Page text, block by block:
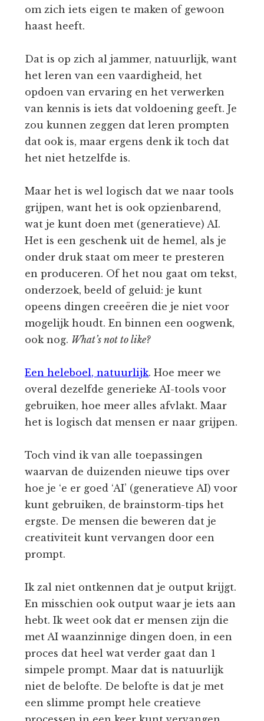
om zich iets eigen te maken of gewoon
haast heeft.
Dat is op zich al jammer, natuurlijk, want
het leren van een vaardigheid, het
opdoen van ervaring en het verwerken
van kennis is iets dat voldoening geeft. Je
zou kunnen zeggen dat leren prompten
dat ook is, maar ergens denk ik toch dat
het niet hetzelfde is.
Maar het is wel logisch dat we naar tools
grijpen, want het is ook opzienbarend,
wat je kunt doen met (generatieve) AI.
Het is een geschenk uit de hemel, als je
onder druk staat om meer te presteren
en produceren. Of het nou gaat om tekst,
onderzoek, beeld of geluid: je kunt
opeens dingen creeëren die je niet voor
mogelijk houdt. En binnen een oogwenk,
ook nog. What’s not to like?
Een heleboel, natuurlijk. Hoe meer we
overal dezelfde generieke AI-tools voor
gebruiken, hoe meer alles afvlakt. Maar
het is logisch dat mensen er naar grijpen.
Toch vind ik van alle toepassingen
waarvan de duizenden nieuwe tips over
hoe je ‘e er goed ‘AI’ (generatieve AI) voor
kunt gebruiken, de brainstorm-tips het
ergste. De mensen die beweren dat je
creativiteit kunt vervangen door een
prompt.
Ik zal niet ontkennen dat je output krijgt.
En misschien ook output waar je iets aan
hebt. Ik weet ook dat er mensen zijn die
met AI waanzinnige dingen doen, in een
proces dat heel wat verder gaat dan 1
simpele prompt. Maar dat is natuurlijk
niet de belofte. De belofte is dat je met
een slimme prompt hele creatieve